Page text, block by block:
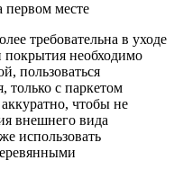
первом месте
требовательна в уходе
необходимо
пользоваться
только с паркетом
чтобы не
внешнего вида
использовать